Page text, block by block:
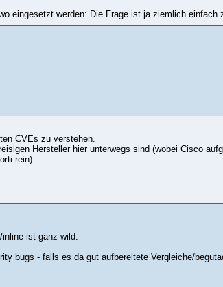
eingesetzt werden: Die Frage ist ja ziemlich einfach
CVEs zu verstehen.
Hersteller hier unterwegs sind (wobei Cisco
rein).
ist ganz wild.
bugs - falls es da gut aufbereitete Vergleiche/